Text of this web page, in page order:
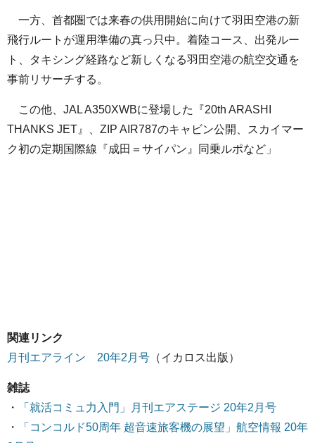
一方、首都圏では来春の供用開始に向けて羽田空港の新
飛行ルートが運用準備の真っ只中。着陸コース、出発ルー
ト、タキシング経路など新しくなる羽田空港の航空交通を
事前リサーチする。
この他、JAL A350XWBに登場した『20th ARASHI
THANKS JET』、ZIP AIR787のキャビン公開、スカイマー
ク初の定期国際線『成田＝サイパン』同乗ルポなど」
関連リンク
月刊エアライン 20年2月号 （イカロス出版）
雑誌
・
「就活コミュ力入門」月刊エアステージ 20年2月号
・
「コンコルド50周年 超音速旅客機の展望」航空情報 20年